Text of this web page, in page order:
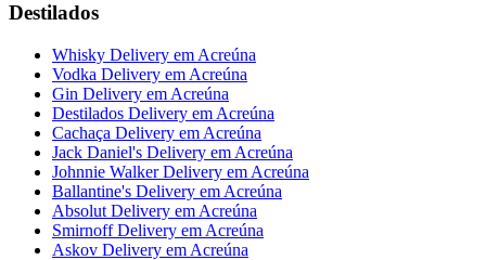
Destilados
Whisky Delivery em Acreúna
Vodka Delivery em Acreúna
Gin Delivery em Acreúna
Destilados Delivery em Acreúna
Cachaça Delivery em Acreúna
Jack Daniel's Delivery em Acreúna
Johnnie Walker Delivery em Acreúna
Ballantine's Delivery em Acreúna
Absolut Delivery em Acreúna
Smirnoff Delivery em Acreúna
Askov Delivery em Acreúna